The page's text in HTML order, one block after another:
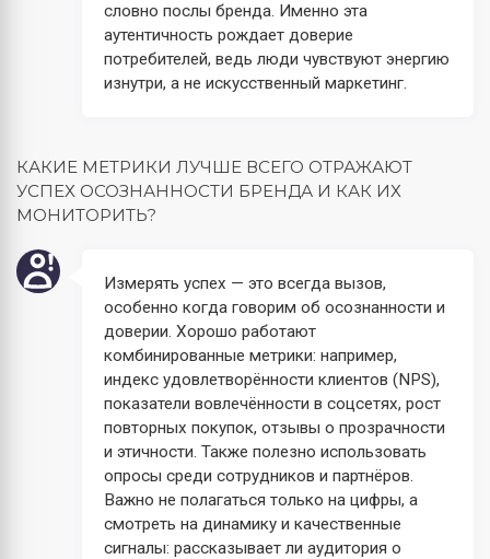
словно послы бренда. Именно эта
аутентичность рождает доверие
потребителей, ведь люди чувствуют энергию
изнутри, а не искусственный маркетинг.
КАКИЕ МЕТРИКИ ЛУЧШЕ ВСЕГО ОТРАЖАЮТ
УСПЕХ ОСОЗНАННОСТИ БРЕНДА И КАК ИХ
МОНИТОРИТЬ?
Измерять успех — это всегда вызов,
особенно когда говорим об осознанности и
доверии. Хорошо работают
комбинированные метрики: например,
индекс удовлетворённости клиентов (NPS),
показатели вовлечённости в соцсетях, рост
повторных покупок, отзывы о прозрачности
и этичности. Также полезно использовать
опросы среди сотрудников и партнёров.
Важно не полагаться только на цифры, а
смотреть на динамику и качественные
сигналы: рассказывает ли аудитория о